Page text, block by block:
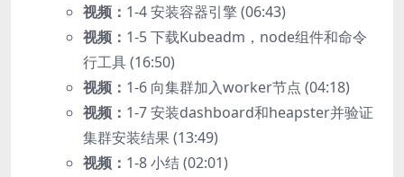
视频： 1-4 安装容器引擎 (06:43)
视频： 1-5 下载Kubeadm，node组件和命令
行工具 (16:50)
视频： 1-6 向集群加入worker节点 (04:18)
视频： 1-7 安装dashboard和heapster并验证
集群安装结果 (13:49)
视频： 1-8 小结 (02:01)